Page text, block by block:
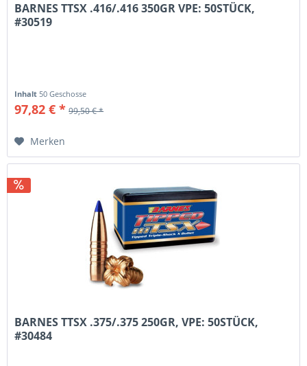
BARNES TTSX .416/.416 350GR VPE: 50STÜCK,
#30519
Inhalt50 Geschosse
97,82 € * 99,50 € *
Merken
BARNES TTSX .375/.375 250GR, VPE: 50STÜCK,
#30484